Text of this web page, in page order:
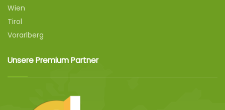
Wien
Tirol
Vorarlberg
Unsere Premium Partner